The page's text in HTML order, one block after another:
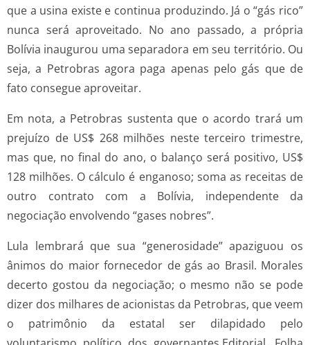
que a usina existe e continua produzindo. Já o “gás rico”
nunca será aproveitado. No ano passado, a própria
Bolívia inaugurou uma separadora em seu território. Ou
seja, a Petrobras agora paga apenas pelo gás que de
fato consegue aproveitar.
Em nota, a Petrobras sustenta que o acordo trará um
prejuízo de US$ 268 milhões neste terceiro trimestre,
mas que, no final do ano, o balanço será positivo, US$
128 milhões. O cálculo é enganoso; soma as receitas de
outro contrato com a Bolívia, independente da
negociação envolvendo “gases nobres”.
Lula lembrará que sua “generosidade” apaziguou os
ânimos do maior fornecedor de gás ao Brasil. Morales
decerto gostou da negociação; o mesmo não se pode
dizer dos milhares de acionistas da Petrobras, que veem
o patrimônio da estatal ser dilapidado pelo